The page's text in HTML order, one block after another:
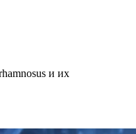
и их